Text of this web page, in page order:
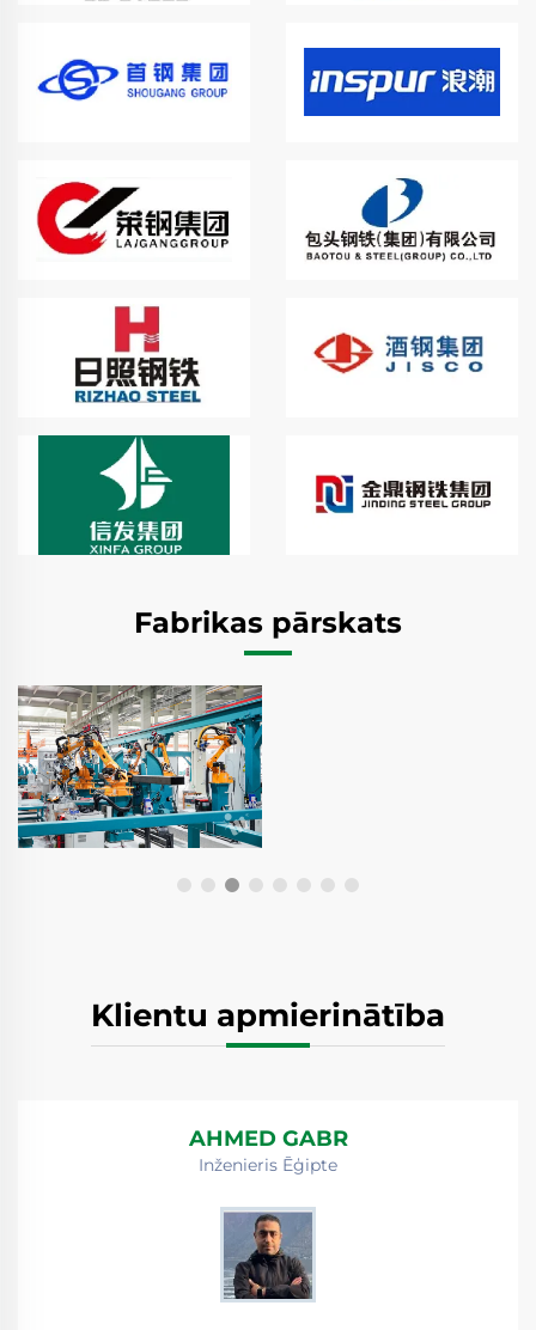
Fabrikas pārskats
Klientu apmierinātība
AHMED GABR
Inženieris Ēģipte